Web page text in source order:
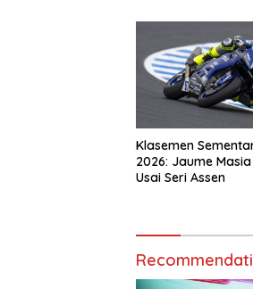
Klasemen
2026: Jaume
Usai Seri Assen